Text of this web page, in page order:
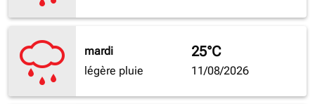
mardi
légère pluie
25°C
11/08/2026